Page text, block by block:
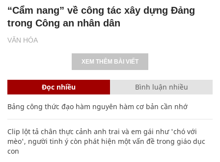
VĂN HÓA
“Cẩm nang” về công tác xây dựng Đảng
trong Công an nhân dân
XEM THÊM BÀI VIẾT
Đọc nhiều Bình luận nhiều
Bảng công thức đạo hàm nguyên hàm cơ bản cần nhớ
Clip lột tả chân thực cảnh anh trai và em gái như 'chó với
mèo', người tinh ý còn phát hiện một vấn đề trong giáo dục
con